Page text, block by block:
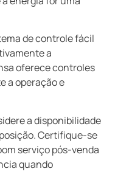
de controle fácil
a
oferece controles
a operação e
a disponibilidade
Certifique-se
serviço pós-venda
quando